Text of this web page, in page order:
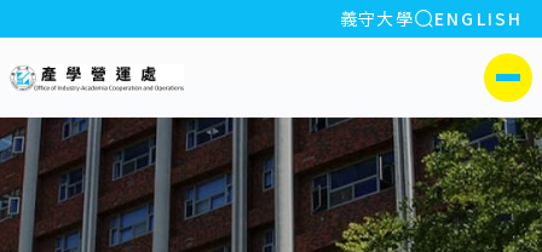
:::
義守大學 全站搜索
ENGLISH
側選單